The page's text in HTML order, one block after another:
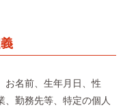
お名前、生年月日、性
、勤務先等、特定の個人